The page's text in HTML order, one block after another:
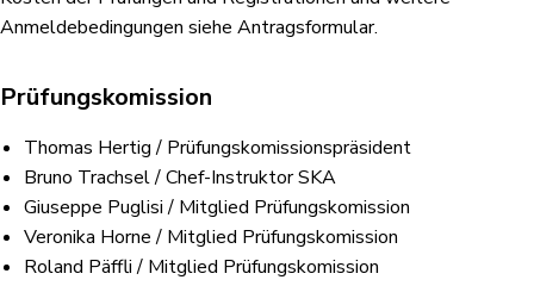
Anmeldebedingungen siehe Antragsformular.
Prüfungskomission
Thomas Hertig / Prüfungskomissionspräsident
Bruno Trachsel / Chef-Instruktor SKA
Giuseppe Puglisi / Mitglied Prüfungskomission
Veronika Horne / Mitglied Prüfungskomission
Roland Päffli / Mitglied Prüfungskomission